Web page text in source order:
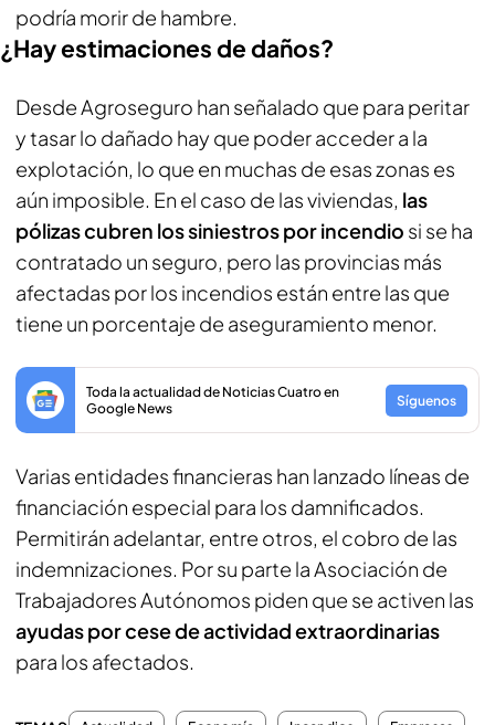
podría morir de hambre.
¿Hay estimaciones de daños?
Desde Agroseguro han señalado que para peritar
y tasar lo dañado hay que poder acceder a la
explotación, lo que en muchas de esas zonas es
aún imposible. En el caso de las viviendas, las
pólizas cubren los siniestros por incendio si se ha
contratado un seguro, pero las provincias más
afectadas por los incendios están entre las que
tiene un porcentaje de aseguramiento menor.
Toda la actualidad de Noticias Cuatro en
Google News
Síguenos
Varias entidades financieras han lanzado líneas de
financiación especial para los damnificados.
Permitirán adelantar, entre otros, el cobro de las
indemnizaciones. Por su parte la Asociación de
Trabajadores Autónomos piden que se activen las
ayudas por cese de actividad extraordinarias
para los afectados.